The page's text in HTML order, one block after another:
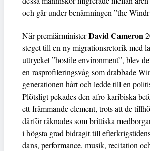
och går under benämningen ”the
När premiärministerDavid Cameron
steget till en ny migrationsretorik med
uttrycket ”hostile environment”, blev
en rasprofileringsvåg som drabbade
generationen hårt och ledde till en
Plötsligt pekades den afro-karibiska
ett främmande element, trots att de
därför räknades som brittiska
i högsta grad bidragit till
dans, performance, musik, recitation